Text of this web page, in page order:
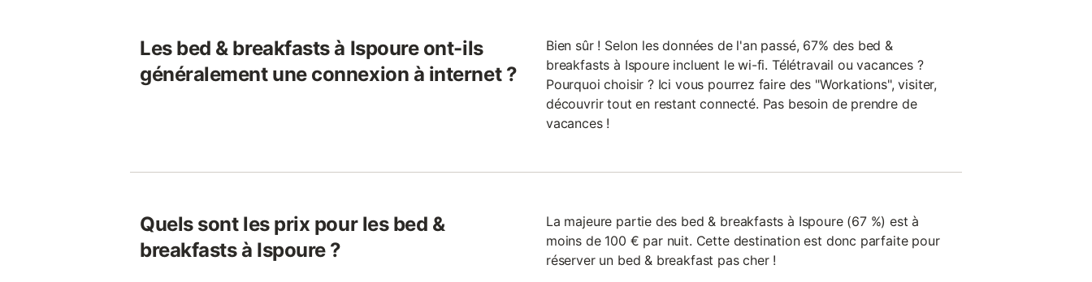
Les bed & breakfasts à Ispoure ont-ils
généralement une connexion à internet ?
Bien sûr ! Selon les données de l'an passé, 67% des bed &
breakfasts à Ispoure incluent le wi-fi. Télétravail ou vacances ?
Pourquoi choisir ? Ici vous pourrez faire des "Workations", visiter,
découvrir tout en restant connecté. Pas besoin de prendre de
vacances !
Quels sont les prix pour les bed &
breakfasts à Ispoure ?
La majeure partie des bed & breakfasts à Ispoure (67 %) est à
moins de 100 € par nuit. Cette destination est donc parfaite pour
réserver un bed & breakfast pas cher !